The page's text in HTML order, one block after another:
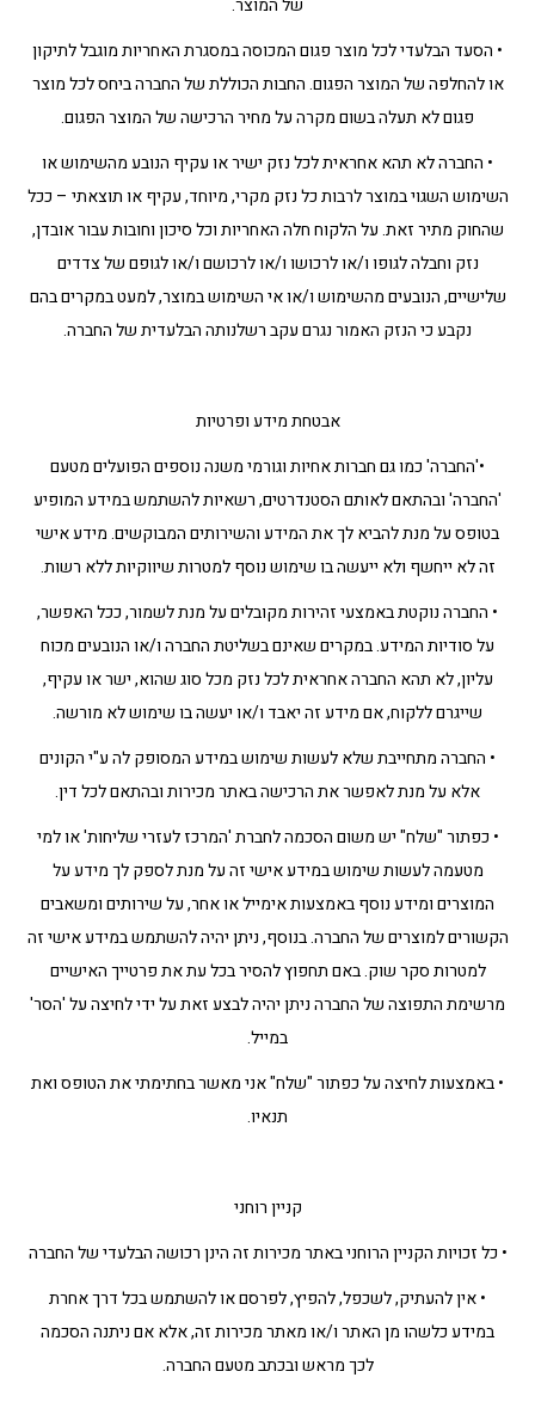
של המוצר.
• הסעד הבלעדי לכל מוצר פגום המכוסה במסגרת האחריות מוגבל לתיקון
או להחלפה של המוצר הפגום. החבות הכוללת של החברה ביחס לכל מוצר
פגום לא תעלה בשום מקרה על מחיר הרכישה של המוצר הפגום.
• החברה לא תהא אחראית לכל נזק ישיר או עקיף הנובע מהשימוש או
השימוש השגוי במוצר לרבות כל נזק מקרי, מיוחד, עקיף או תוצאתי – ככל
שהחוק מתיר זאת. על הלקוח חלה האחריות וכל סיכון וחובות עבור אובדן,
נזק וחבלה לגופו ו/או לרכושו ו/או לרכושם ו/או לגופם של צדדים
שלישיים, הנובעים מהשימוש ו/או אי השימוש במוצר, למעט במקרים בהם
נקבע כי הנזק האמור נגרם עקב רשלנותה הבלעדית של החברה.
אבטחת מידע ופרטיות
•'החברה' כמו גם חברות אחיות וגורמי משנה נוספים הפועלים מטעם
'החברה' ובהתאם לאותם הסטנדרטים, רשאיות להשתמש במידע המופיע
בטופס על מנת להביא לך את המידע והשירותים המבוקשים. מידע אישי
זה לא ייחשף ולא ייעשה בו שימוש נוסף למטרות שיווקיות ללא רשות.
• החברה נוקטת באמצעי זהירות מקובלים על מנת לשמור, ככל האפשר,
על סודיות המידע. במקרים שאינם בשליטת החברה ו/או הנובעים מכוח
עליון, לא תהא החברה אחראית לכל נזק מכל סוג שהוא, ישר או עקיף,
שייגרם ללקוח, אם מידע זה יאבד ו/או יעשה בו שימוש לא מורשה.
• החברה מתחייבת שלא לעשות שימוש במידע המסופק לה ע"י הקונים
אלא על מנת לאפשר את הרכישה באתר מכירות ובהתאם לכל דין.
• כפתור "שלח" יש משום הסכמה לחברת 'המרכז לעזרי שליחות' או למי
מטעמה לעשות שימוש במידע אישי זה על מנת לספק לך מידע על
המוצרים ומידע נוסף באמצעות אימייל או אחר, על שירותים ומשאבים
הקשורים למוצרים של החברה. בנוסף, ניתן יהיה להשתמש במידע אישי זה
למטרות סקר שוק. באם תחפוץ להסיר בכל עת את פרטייך האישיים
מרשימת התפוצה של החברה ניתן יהיה לבצע זאת על ידי לחיצה על 'הסר'
במייל.
• באמצעות לחיצה על כפתור "שלח" אני מאשר בחתימתי את הטופס ואת
תנאיו.
קניין רוחני
• כל זכויות הקניין הרוחני באתר מכירות זה הינן רכושה הבלעדי של החברה
• אין להעתיק, לשכפל, להפיץ, לפרסם או להשתמש בכל דרך אחרת
במידע כלשהו מן האתר ו/או מאתר מכירות זה, אלא אם ניתנה הסכמה
לכך מראש ובכתב מטעם החברה.